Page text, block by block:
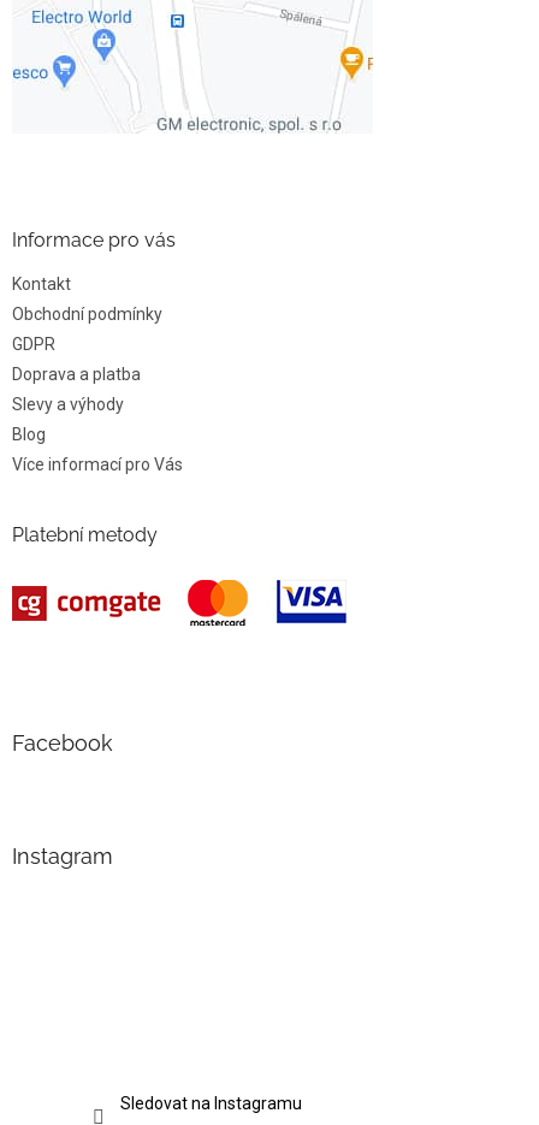
Informace pro vás
Kontakt
Obchodní podmínky
GDPR
Doprava a platba
Slevy a výhody
Blog
Více informací pro Vás
Platební metody
Facebook
Instagram
Sledovat na Instagramu